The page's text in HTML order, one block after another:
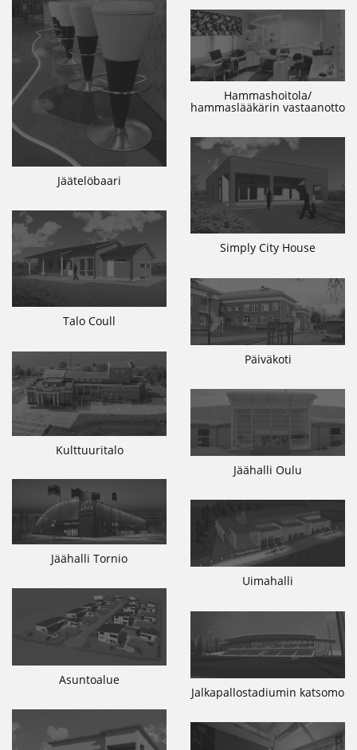
Jäätelöbaari
Hammashoitola/
hammaslääkärin vastaanotto
Simply City House
Talo Coull
Päiväkoti
Kulttuuritalo
Jäähalli Oulu
Jäähalli Tornio
Uimahalli
Asuntoalue
Jalkapallostadiumin katsomo